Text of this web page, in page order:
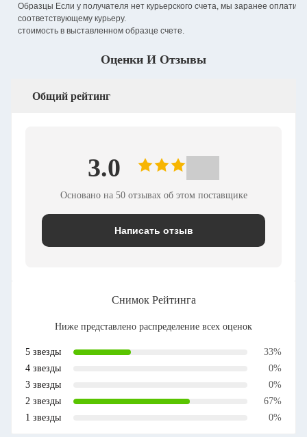
Образцы Если у получателя нет курьерского счета, мы заранее
соответствующему курьеру.
стоимость в выставленном образце счете.
Оценки И Отзывы
Общий рейтинг
3.0
Основано на 50 отзывах об этом поставщике
Написать отзыв
Снимок Рейтинга
Ниже представлено распределение всех оценок
5 звезды
33%
4 звезды
0%
3 звезды
0%
2 звезды
67%
1 звезды
0%